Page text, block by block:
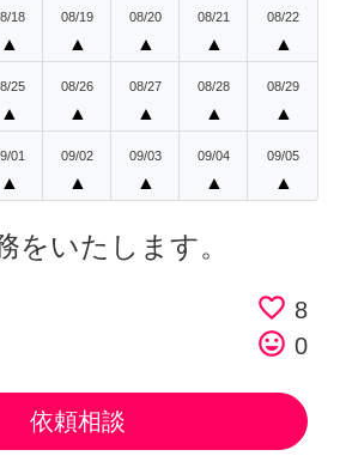
18
▲
08/19
▲
08/20
▲
08/21
▲
08/22
▲
25
▲
08/26
▲
08/27
▲
08/28
▲
08/29
▲
01
▲
09/02
▲
09/03
▲
09/04
▲
09/05
▲
をいたします。
favorite_border 8
tag_faces 0
依頼相談